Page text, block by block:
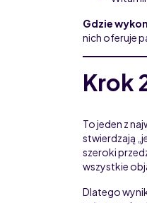
Gdzie
nich oferuje
Krok
To jeden z
stwierdzają
szeroki
wszystkie
Dlatego